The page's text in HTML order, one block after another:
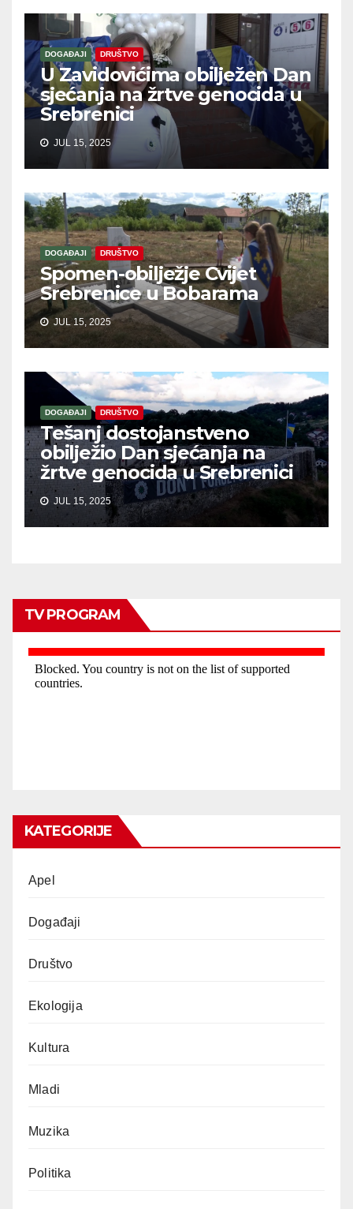
DOGAĐAJI DRUŠTVO
U Zavidovićima obilježen Dan
sjećanja na žrtve genocida u
Srebrenici
JUL 15, 2025
DOGAĐAJI DRUŠTVO
Spomen-obilježje Cvijet
Srebrenice u Bobarama
JUL 15, 2025
DOGAĐAJI DRUŠTVO
Tešanj dostojanstveno
obilježio Dan sjećanja na
žrtve genocida u Srebrenici
JUL 15, 2025
TV PROGRAM
KATEGORIJE
Apel
Događaji
Društvo
Ekologija
Kultura
Mladi
Muzika
Politika